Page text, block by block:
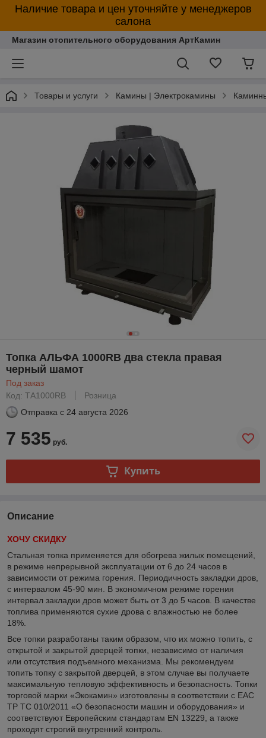
Наличие товара и цен уточняйте у менеджеров
салона
Магазин отопительного оборудования АртКамин
Товары и услуги Камины | Электрокамины
Топка АЛЬФА 1000RB два стекла правая
черный шамот
Под заказ
Код: ТА1000RB
Розница
Отправка с 24 августа 2026
7 535 руб.
Купить
Описание
ХОЧУ СКИДКУ
Стальная топка применяется для обогрева жилых помещений,
в режиме непрерывной эксплуатации от 6 до 24 часов в
зависимости от режима горения. Периодичность закладки дров,
с интервалом 45-90 мин. В экономичном режиме горения
интервал закладки дров может быть от 3 до 5 часов. В качестве
топлива применяются сухие дрова с влажностью не более
18%.
Все топки разработаны таким образом, что их можно топить, с
открытой и закрытой дверцей топки, независимо от наличия
или отсутствия подъемного механизма. Мы рекомендуем
топить топку с закрытой дверцей, в этом случае вы получаете
максимальную тепловую эффективность и безопасность. Топки
торговой марки «Экокамин» изготовлены в соответствии с ЕАС
ТР ТС 010/2011 «О безопасности машин и оборудования» и
соответствуют Европейским стандартам EN 13229, а также
проходят строгий внутренний контроль.